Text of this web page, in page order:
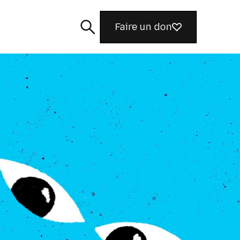
Faire un don
Rechercher